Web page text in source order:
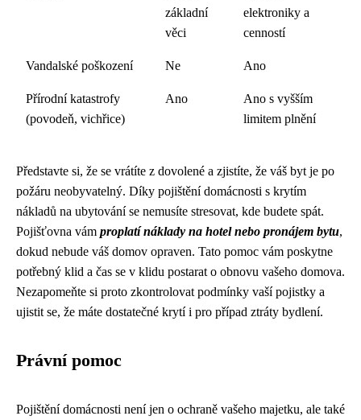
základní
věci
elektroniky a
cenností
Vandalské poškození Ne Ano
Přírodní katastrofy
(povodeň, vichřice)
Ano
Ano s vyšším
limitem plnění
Představte si, že se vrátíte z dovolené a zjistíte, že váš byt je po
požáru neobyvatelný. Díky pojištění domácnosti s krytím
nákladů na ubytování se nemusíte stresovat, kde budete spát.
Pojišťovna vám proplatí náklady na hotel nebo pronájem bytu,
dokud nebude váš domov opraven. Tato pomoc vám poskytne
potřebný klid a čas se v klidu postarat o obnovu vašeho domova.
Nezapomeňte si proto zkontrolovat podmínky vaší pojistky a
ujistit se, že máte dostatečné krytí i pro případ ztráty bydlení.
Právní pomoc
Pojištění domácnosti není jen o ochraně vašeho majetku, ale také